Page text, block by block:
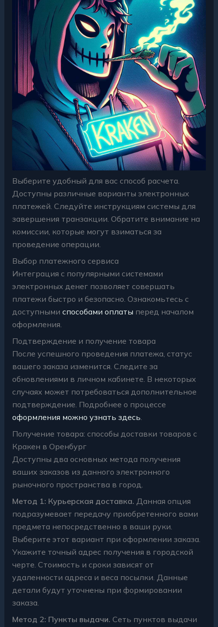
Выберите удобный для вас способ расчета.
Доступны различные варианты электронных
платежей. Следуйте инструкциям системы для
завершения транзакции. Обратите внимание на
комиссии, которые могут взиматься за
проведение операции.
Выбор платежного сервиса
Интеграция с популярными системами
электронных денег позволяет совершать
платежи быстро и безопасно. Ознакомьтесь с
доступными способами оплаты перед началом
оформления.
Подтверждение и получение товара
После успешного проведения платежа, статус
вашего заказа изменится. Следите за
обновлениями в личном кабинете. В некоторых
случаях может потребоваться дополнительное
подтверждение. Подробнее о процессе
оформления можно узнать здесь
Получение товара: способы доставки товаров с
Кракен в Оренбург
Доступны два основных метода получения
ваших заказов из данного электронного
рыночного пространства в город.
Метод 1: Курьерская доставка. Данная опция
подразумевает передачу приобретенного вами
предмета непосредственно в ваши руки.
Выберите этот вариант при оформлении заказа.
Укажите точный адрес получения в городской
черте. Стоимость и сроки зависят от
удаленности адреса и веса посылки. Данные
детали будут уточнены при формировании
заказа.
Метод 2: Пункты выдачи. Сеть пунктов выдачи